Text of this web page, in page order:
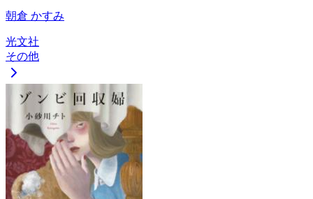
朝倉 かすみ
光文社
その他